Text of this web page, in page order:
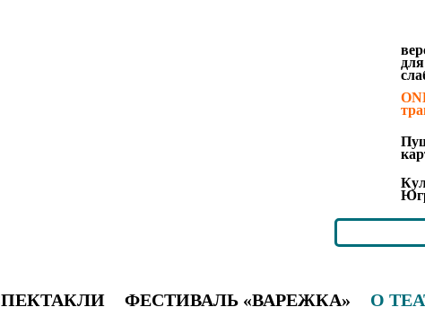
для
ФЕСТИВАЛЬ «ВАРЕЖКА» О